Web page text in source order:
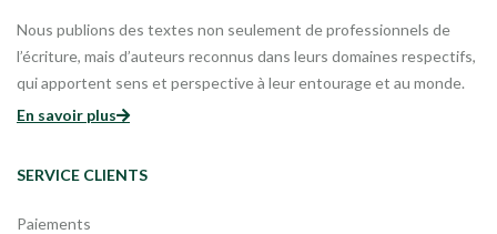
Nous publions des textes non seulement de professionnels de
l’écriture, mais d’auteurs reconnus dans leurs domaines respectifs,
qui apportent sens et perspective à leur entourage et au monde.
En savoir plus
SERVICE CLIENTS
Paiements